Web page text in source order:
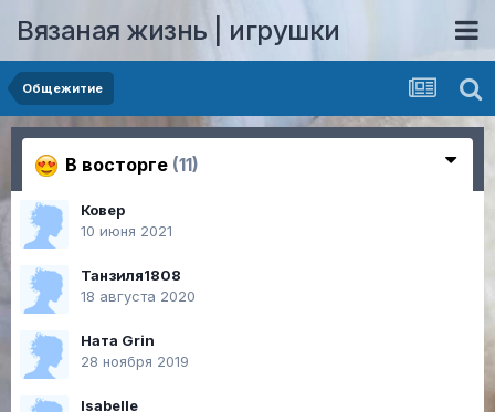
Вязаная жизнь | игрушки
Общежитие
В восторге (11)
Ковер
10 июня 2021
Танзиля1808
18 августа 2020
Ната Grin
28 ноября 2019
Isabelle